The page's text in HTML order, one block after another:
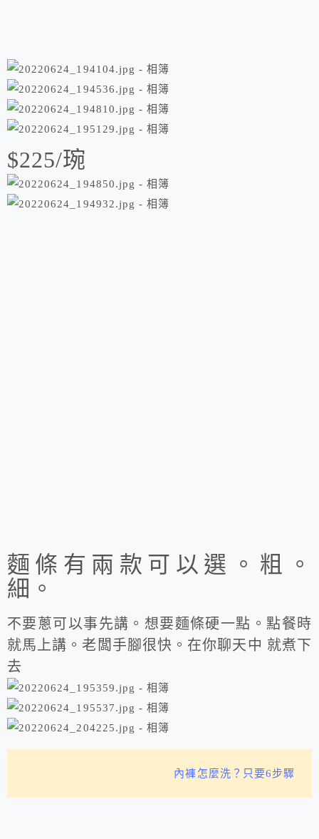
$225/琬
麵條有兩款可以選。粗。
細。
不要蔥可以事先講。想要麵條硬一點。點餐時
就馬上講。老闆手腳很快。在你聊天中 就煮下
去
內褲怎麼洗？只要6步驟